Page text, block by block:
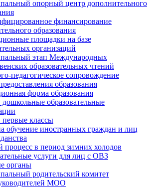
опорный центр дополнительного
финансирование
образования
площадки на базе
организаций
этап Международных
образовательных чтений
педагогическое сопровождение
образования
форма образования
образовательные
классы
обучение иностранных граждан и лиц
процесс в период зимних холодов
услуги для лиц с ОВЗ
органы
родительский комитет
МОО